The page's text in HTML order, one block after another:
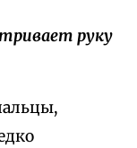
руку